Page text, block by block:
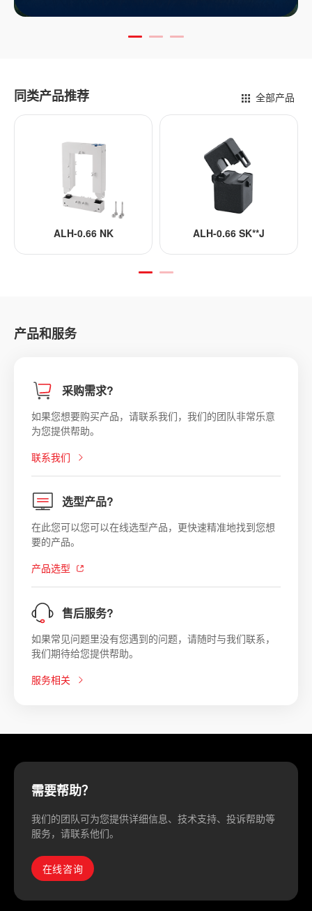
同类产品推荐 全部产品
ALH-0.66
产品和服务
采购需求?
如果您想要购买产品，请联系我们，我们的团队非常乐意
为您提供帮助。
联系我们
选型产品?
在此您可以您可以在线选型产品，更快速精准地找到您想
要的产品。
产品选型
售后服务?
如果常见问题里没有您遇到的问题，请随时与我们联系，
我们期待给您提供帮助。
服务相关
需要帮助？
我们的团队可为您提供详细信息、技术支持、投诉帮助等
服务，请联系他们。
在线咨询